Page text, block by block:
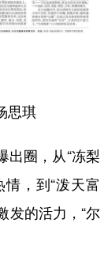
湖南
思琪
圈，从“冻梨
，到“泼天富
发的活力，“尔